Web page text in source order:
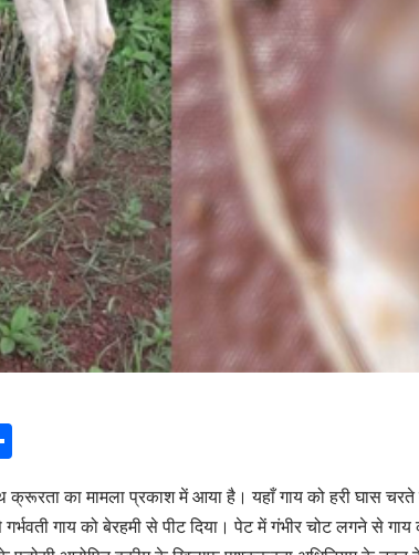
क्रूरता का मामला प्रकाश में आया है। यहाँ गाय को हरी घास
गाय को बेरहमी से पीट दिया। पेट में गंभीर चोट लगने से गाय